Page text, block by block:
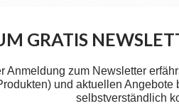
GRATIS
Anmeldung zum Newsletter
und aktuellen
selbstverständlich